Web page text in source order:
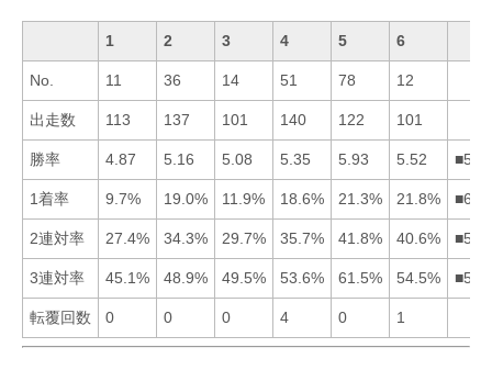
1 2 3 4 5 6
No. 11 36 14 51 78 12
出走数 113 137 101 140 122 101
勝率 4.87 5.16 5.08 5.35 5.93 5.52
1着率 9.7% 19.0% 11.9% 18.6% 21.3% 21.8%
2連対率 27.4% 34.3% 29.7% 35.7% 41.8% 40.6%
3連対率 45.1% 48.9% 49.5% 53.6% 61.5% 54.5%
転覆回数 0 0 0 4 0 1